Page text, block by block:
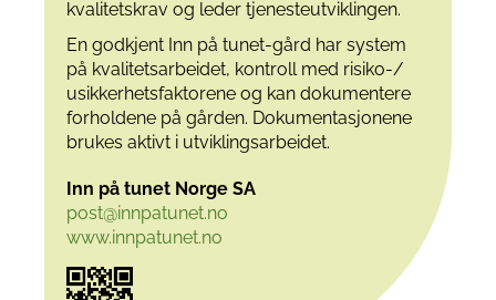
kvalitetskrav og leder tjenesteutviklingen.
En godkjent Inn på tunet-gård har system
på kvalitetsarbeidet, kontroll med risiko-/
usikkerhetsfaktorene og kan dokumentere
forholdene på gården. Dokumentasjonene
brukes aktivt i utviklingsarbeidet.
Inn på tunet Norge SA
post@innpatunet.no
www.innpatunet.no